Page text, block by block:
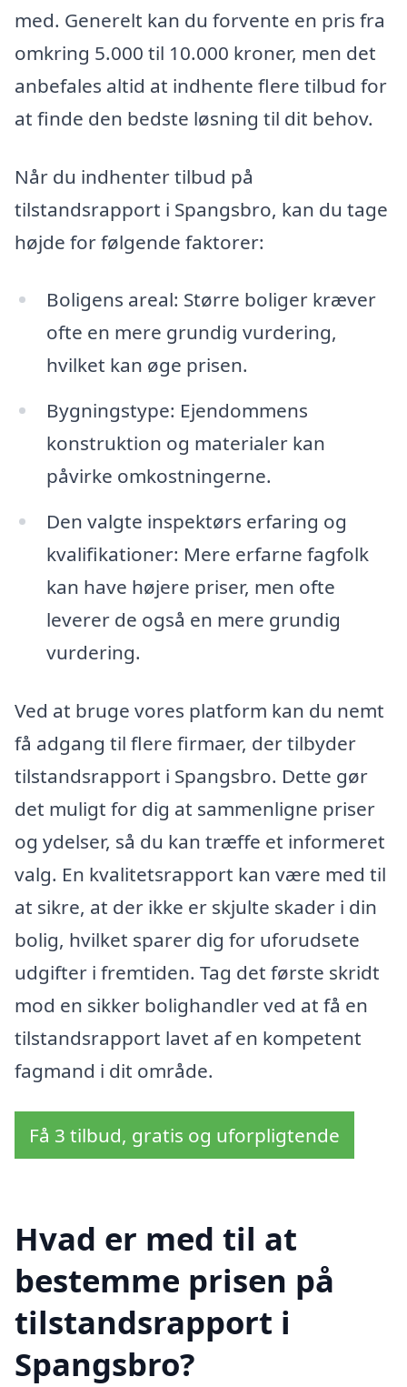
med. Generelt kan du forvente en pris fra
omkring 5.000 til 10.000 kroner, men det
anbefales altid at indhente flere tilbud for
at finde den bedste løsning til dit behov.
Når du indhenter tilbud på
tilstandsrapport i Spangsbro, kan du tage
højde for følgende faktorer:
Boligens areal: Større boliger kræver
ofte en mere grundig vurdering,
hvilket kan øge prisen.
Bygningstype: Ejendommens
konstruktion og materialer kan
påvirke omkostningerne.
Den valgte inspektørs erfaring og
kvalifikationer: Mere erfarne fagfolk
kan have højere priser, men ofte
leverer de også en mere grundig
vurdering.
Ved at bruge vores platform kan du nemt
få adgang til flere firmaer, der tilbyder
tilstandsrapport i Spangsbro. Dette gør
det muligt for dig at sammenligne priser
og ydelser, så du kan træffe et informeret
valg. En kvalitetsrapport kan være med til
at sikre, at der ikke er skjulte skader i din
bolig, hvilket sparer dig for uforudsete
udgifter i fremtiden. Tag det første skridt
mod en sikker bolighandler ved at få en
tilstandsrapport lavet af en kompetent
fagmand i dit område.
Få 3 tilbud, gratis og uforpligtende
Hvad er med til at
bestemme prisen på
tilstandsrapport i
Spangsbro?